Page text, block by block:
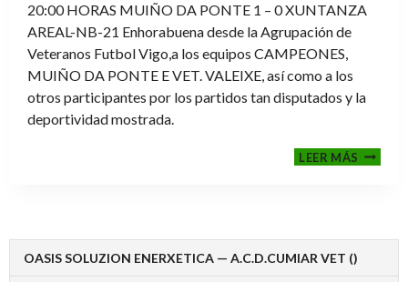
20:00 HORAS MUIÑO DA PONTE 1 – 0 XUNTANZA
AREAL-NB-21 Enhorabuena desde la Agrupación de
Veteranos Futbol Vigo,a los equipos CAMPEONES,
MUIÑO DA PONTE E VET. VALEIXE, así como a los
otros participantes por los partidos tan disputados y la
deportividad mostrada.
LEER MÁS
2024-
OASIS SOLUZION ENERXETICA — A.C.D.CUMIAR VET ()